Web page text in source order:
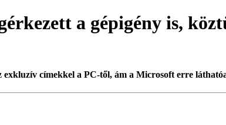
a gépigény is,
exkluzív címekkel a PC-től, ám a Microsoft erre